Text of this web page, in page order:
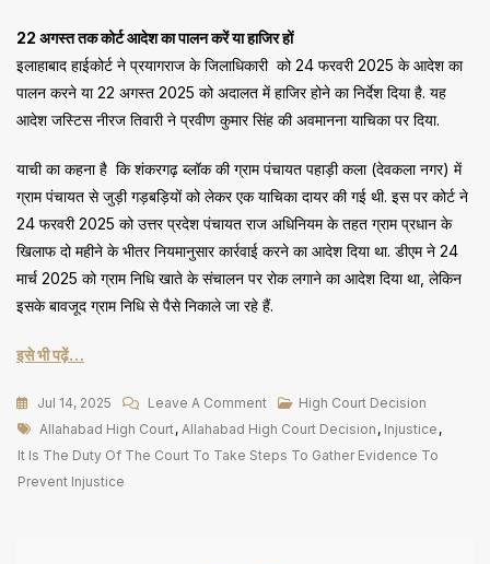
22 अगस्त तक कोर्ट आदेश का पालन करें या हाजिर हों
इलाहाबाद हाईकोर्ट ने प्रयागराज के जिलाधिकारी को 24 फरवरी 2025 के आदेश का
पालन करने या 22 अगस्त 2025 को अदालत में हाजिर होने का निर्देश दिया है. यह
आदेश जस्टिस नीरज तिवारी ने प्रवीण कुमार सिंह की अवमानना याचिका पर दिया.
याची का कहना है कि शंकरगढ़ ब्लॉक की ग्राम पंचायत पहाड़ी कला (देवकला नगर) में
ग्राम पंचायत से जुड़ी गड़बड़ियों को लेकर एक याचिका दायर की गई थी. इस पर कोर्ट ने
24 फरवरी 2025 को उत्तर प्रदेश पंचायत राज अधिनियम के तहत ग्राम प्रधान के
खिलाफ दो महीने के भीतर नियमानुसार कार्रवाई करने का आदेश दिया था. डीएम ने 24
मार्च 2025 को ग्राम निधि खाते के संचालन पर रोक लगाने का आदेश दिया था, लेकिन
इसके बावजूद ग्राम निधि से पैसे निकाले जा रहे हैं.
इसे भी पढ़ें…
Jul 14, 2025 Leave A CommentOn
Injustice
रोकने
High Court Decision
Tags
Allahabad High Court, Allahabad High Court Decision , Injustice ,
It Is The Duty Of The Court To Take Steps To Gather Evidence To
Prevent Injustice